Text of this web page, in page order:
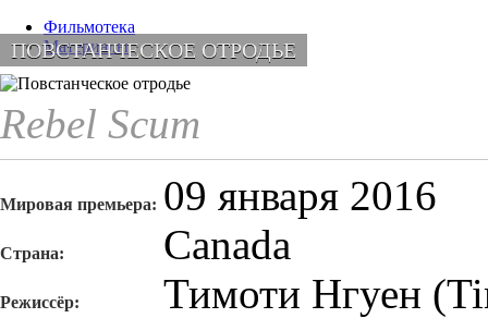
Фильмотека
Материалы
ПОВСТАНЧЕСКОЕ ОТРОДЬЕ
Rebel Scum
Мировая премьера: 09 января 2016
Страна: Canada
Режиссёр: Тимоти Нгуен